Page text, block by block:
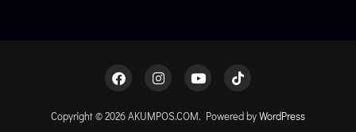
Copyright © 2026 AKUMPOS.COM. Powered byWordPress